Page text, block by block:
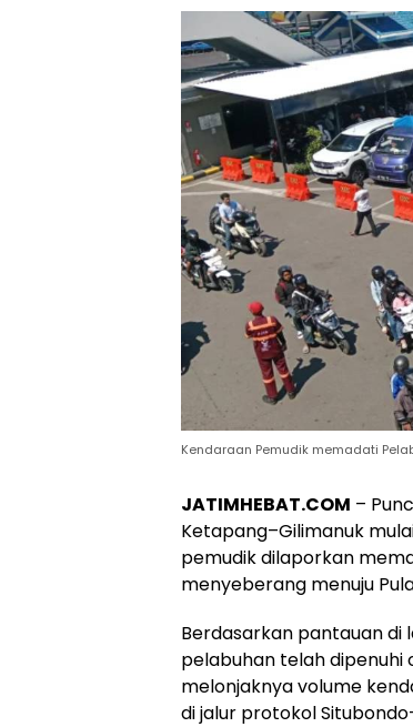
Kendaraan Pemudik memadati
JATIMHEBAT.COM –
Ketapang–Gilimanuk
pemudik dilaporkan
menyeberang menuju
Berdasarkan pantauan
pelabuhan telah dipenuhi
melonjaknya volume
di jalur protokol